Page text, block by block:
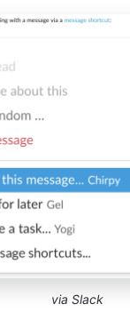
via Slack